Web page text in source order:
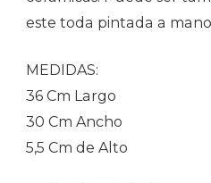
este toda pintada a
MEDIDAS:
36 Cm Largo
30 Cm Ancho
5,5 Cm de Alto